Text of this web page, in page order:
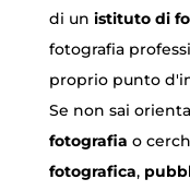
di un istituto di
fotografia
proprio punto
Se non sai
fotografia o
fotografica,